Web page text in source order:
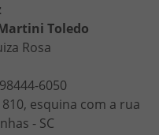
Toledo
Rosa
6050
esquina com a rua
- SC